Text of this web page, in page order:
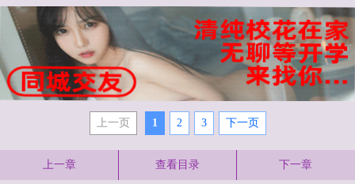
上一页 1 2 3 下一页
上一章 查看目录 下一章